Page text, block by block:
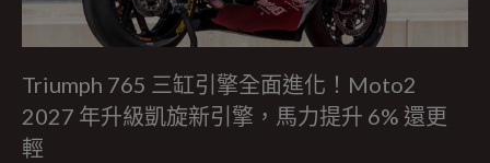
Triumph 765 三缸引擎全面進化！Moto2
2027 年升級凱旋新引擎，馬力提升 6% 還更
輕